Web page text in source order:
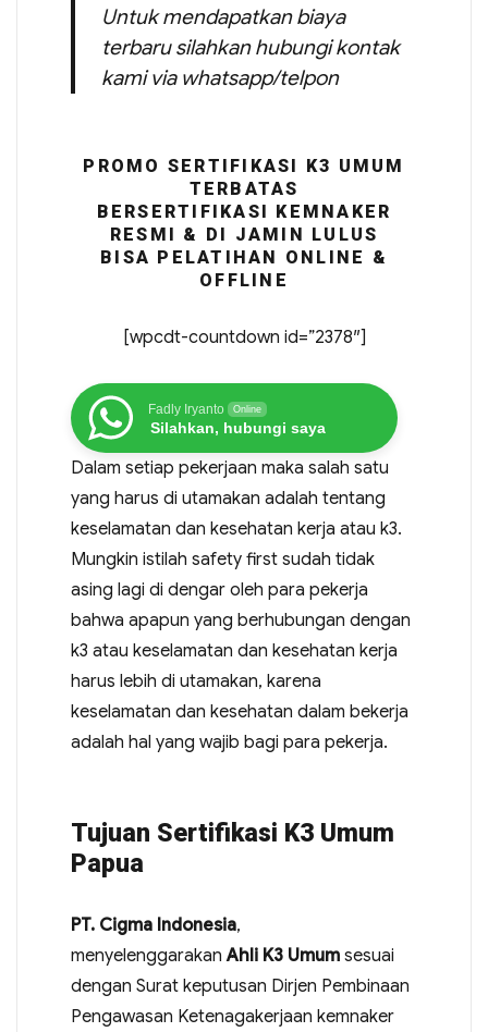
Untuk mendapatkan biaya
terbaru silahkan hubungi kontak
kami via whatsapp/telpon
PROMO SERTIFIKASI K3 UMUM
TERBATAS
BERSERTIFIKASI KEMNAKER
RESMI & DI JAMIN LULUS
BISA PELATIHAN ONLINE &
OFFLINE
[wpcdt-countdown id=”2378″]
Fadly Iryanto Online
Silahkan, hubungi saya
Dalam setiap pekerjaan maka salah satu
yang harus di utamakan adalah tentang
keselamatan dan kesehatan kerja atau k3.
Mungkin istilah safety first sudah tidak
asing lagi di dengar oleh para pekerja
bahwa apapun yang berhubungan dengan
k3 atau keselamatan dan kesehatan kerja
harus lebih di utamakan, karena
keselamatan dan kesehatan dalam bekerja
adalah hal yang wajib bagi para pekerja.
Tujuan Sertifikasi K3 Umum
Papua
PT. Cigma Indonesia,
menyelenggarakanAhli K3 Umumsesuai
dengan Surat keputusan Dirjen Pembinaan
Pengawasan Ketenagakerjaan kemnaker